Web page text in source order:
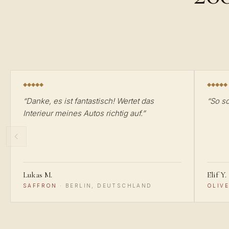
“Danke, es ist fantastisch! Wertet das
Interieur meines Autos richtig auf.”
Lukas M.
SAFFRON · BERLIN, DEUTSCHLAND
“So
Elif Y.
OLIVE